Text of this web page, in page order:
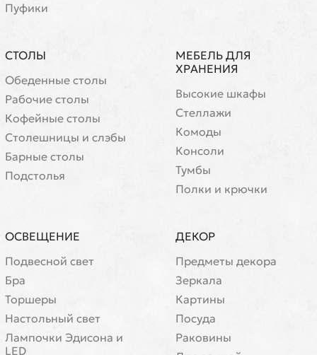
Пуфики
СТОЛЫ
Обеденные столы
Рабочие столы
Кофейные столы
Cтолешницы и слэбы
Барные столы
Подстолья
МЕБЕЛЬ ДЛЯ
ХРАНЕНИЯ
Высокие шкафы
Стеллажи
Комоды
Консоли
Тумбы
Полки и крючки
ОСВЕЩЕНИЕ
Подвесной свет
Бра
Торшеры
Настольный свет
Лампочки Эдисона и
LED
ДЕКОР
Предметы декора
Зеркала
Картины
Посуда
Раковины